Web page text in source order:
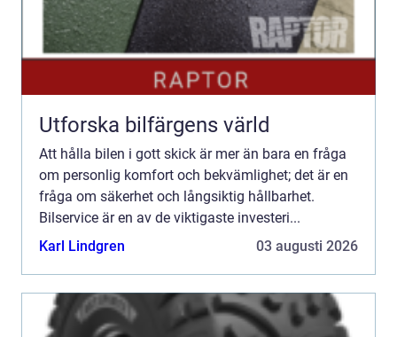
Utforska bilfärgens värld
Att hålla bilen i gott skick är mer än bara en fråga
om personlig komfort och bekvämlighet; det är en
fråga om säkerhet och långsiktig hållbarhet.
Bilservice är en av de viktigaste investeri...
Karl Lindgren
03 augusti 2026